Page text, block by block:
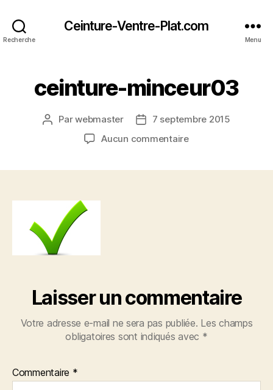
Recherche
Ceinture-Ventre-Plat.com
Menu
ceinture-minceur03
Auteur
Parwebmaster
Date7 septembre 2015
Aucun commentairesur
Laisser un commentaire
Votre adresse e-mail ne sera pas publiée. Les champs
obligatoires sont indiqués avec *
Commentaire *